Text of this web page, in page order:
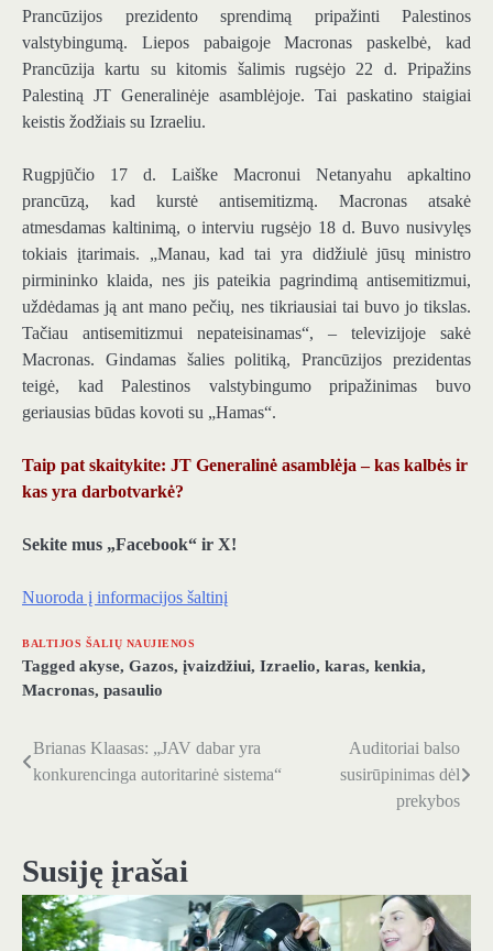
Prancūzijos prezidento sprendimą pripažinti Palestinos
valstybingumą. Liepos pabaigoje Macronas paskelbė, kad
Prancūzija kartu su kitomis šalimis rugsėjo 22 d. Pripažins
Palestiną JT Generalinėje asamblėjoje. Tai paskatino staigiai
keistis žodžiais su Izraeliu.
Rugpjūčio 17 d. Laiške Macronui Netanyahu apkaltino
prancūzą, kad kurstė antisemitizmą. Macronas atsakė
atmesdamas kaltinimą, o interviu rugsėjo 18 d. Buvo nusivylęs
tokiais įtarimais. „Manau, kad tai yra didžiulė jūsų ministro
pirmininko klaida, nes jis pateikia pagrindimą antisemitizmui,
uždėdamas ją ant mano pečių, nes tikriausiai tai buvo jo tikslas.
Tačiau antisemitizmui nepateisinamas“, – televizijoje sakė
Macronas. Gindamas šalies politiką, Prancūzijos prezidentas
teigė, kad Palestinos valstybingumo pripažinimas buvo
geriausias būdas kovoti su „Hamas“.
Taip pat skaitykite: JT Generalinė asamblėja – kas kalbės ir
kas yra darbotvarkė?
Sekite mus „Facebook“ ir X!
Nuoroda į informacijos šaltinį
BALTIJOS ŠALIŲ NAUJIENOS
Tagged akyse, Gazos, įvaizdžiui, Izraelio, karas, kenkia,
Macronas, pasaulio
Navigacija
Brianas Klaasas: „JAV dabar yra
konkurencinga autoritarinė sistema“
Auditoriai balso
susirūpinimas dėl
prekybos
Susiję įrašai